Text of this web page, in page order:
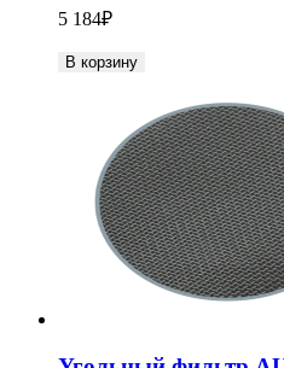
5 184₽
В корзину